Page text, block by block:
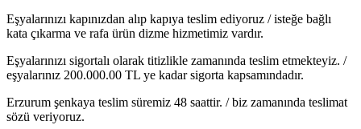
Eşyalarınızı kapınızdan alıp kapıya teslim ediyoruz / isteğe bağlı
kata çıkarma ve rafa ürün dizme hizmetimiz vardır.
Eşyalarınızı sigortalı olarak titizlikle zamanında teslim etmekteyiz. /
eşyalarınız 200.000.00 TL ye kadar sigorta kapsamındadır.
Erzurum şenkaya teslim süremiz 48 saattir. / biz zamanında teslimat
sözü veriyoruz.